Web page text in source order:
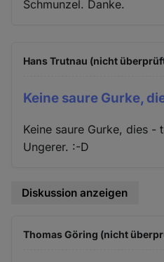
Schmunzel. Danke.
Hans Trutnau (nicht
Keine saure Gurke,
Keine saure Gurke, dies -
Ungerer. :-D
Diskussion anzeigen
Thomas Göring (nicht